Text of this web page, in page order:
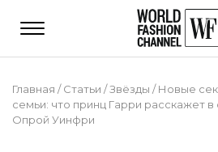
Главная /Статьи /Звёзды /Новые
семьи: что принц Гарри расскажет
Опрой Уинфри